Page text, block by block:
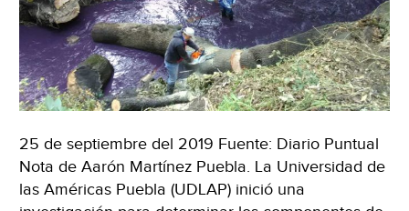
25 de septiembre del 2019 Fuente: Diario Puntual
Nota de Aarón Martínez Puebla. La Universidad de
las Américas Puebla (UDLAP) inició una